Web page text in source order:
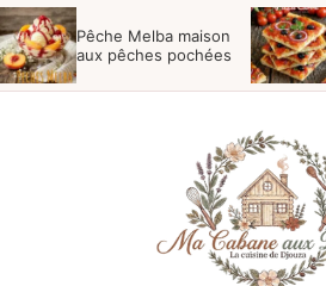
Aller
au
contenu
Pêche Melba maison
aux pêches pochées